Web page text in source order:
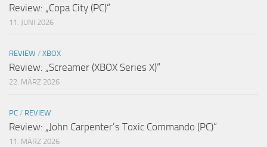
Review: „Copa City (PC)“
11. JUNI 2026
REVIEW / XBOX
Review: „Screamer (XBOX Series X)“
22. MÄRZ 2026
PC / REVIEW
Review: „John Carpenter’s Toxic Commando (PC)“
11. MÄRZ 2026